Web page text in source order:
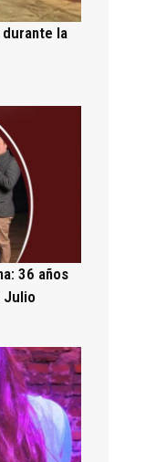
la
36 años
Julio